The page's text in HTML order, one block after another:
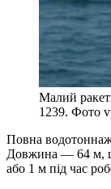
Малий
1239. Фото
Повна
Довжина — 64 м,
або 1 м під час